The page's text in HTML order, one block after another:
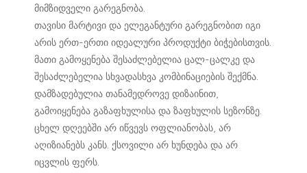
მიმზიდველი გარეგნობა.
თავისი მარტივი და ელეგანტური გარეგნობით იგი
არის ერთ-ერთი იდეალური პროდუქტი ბიჭებისთვის.
მათი გამოყენება შესაძლებელია ცალ-ცალკე და
შესაძლებელია სხვადასხვა კომბინაციების შექმნა.
დამზადებულია თანამედროვე დიზაინით,
გამოიყენება გაზაფხულისა და ზაფხულის სეზონზე.
ცხელ დღეებში არ იწვევს ოფლიანობას, არ
აღიზიანებს კანს. ქსოვილი არ ხუნდება და არ
იცვლის ფერს.